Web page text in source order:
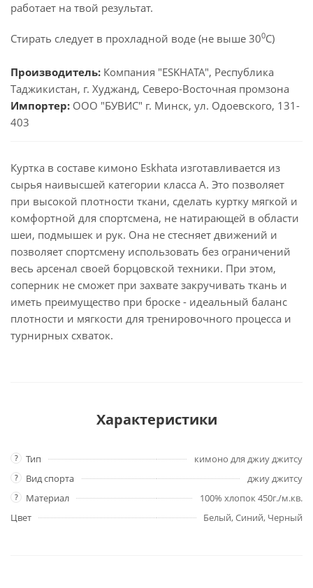
работает на твой результат.
Стирать следует в прохладной воде (не выше 300С)
Производитель: Компания "ESKHATA", Республика
Таджикистан, г. Худжанд, Северо-Восточная промзона
Импортер: ООО "БУВИС" г. Минск, ул. Одоевского, 131-
403
Куртка в составе кимоно Eskhata изготавливается из
сырья наивысшей категории класса А. Это позволяет
при высокой плотности ткани, сделать куртку мягкой и
комфортной для спортсмена, не натирающей в области
шеи, подмышек и рук. Она не стесняет движений и
позволяет спортсмену использовать без ограничений
весь арсенал своей борцовской техники. При этом,
соперник не сможет при захвате закручивать ткань и
иметь преимущество при броске - идеальный баланс
плотности и мягкости для тренировочного процесса и
турнирных схваток.
Характеристики
? Тип кимоно для джиу джитсу
? Вид спорта джиу джитсу
? Материал
100% хлопок 450г./м.кв.
Цвет
Белый, Синий, Черный